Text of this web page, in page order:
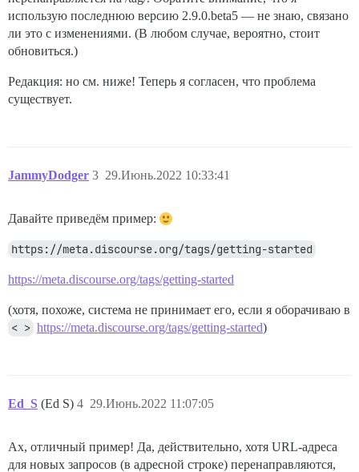
использую последнюю версию 2.9.0.beta5 — не знаю, связано
ли это с изменениями. (В любом случае, вероятно, стоит
обновиться.)
Редакция: но см. ниже! Теперь я согласен, что проблема
существует.
JammyDodger 29.Июнь.2022 10:33:41
3
Давайте приведём пример:
https://meta.discourse.org/tags/getting-started
https://meta.discourse.org/tags/getting-started
(хотя, похоже, система не принимает его, если я оборачиваю в
< > https://meta.discourse.org/tags/getting-started)
Ed_S (Ed S) 29.Июнь.2022 11:07:05
4
Ах, отличный пример! Да, действительно, хотя URL-адреса
для новых запросов (в адресной строке) перенаправляются,